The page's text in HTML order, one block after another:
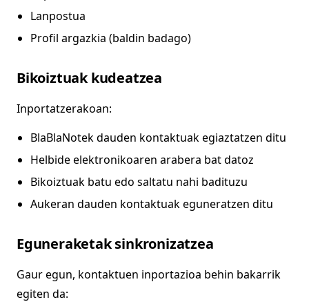
Lanpostua
Profil argazkia (baldin badago)
Bikoiztuak kudeatzea
Inportatzerakoan:
BlaBlaNotek dauden kontaktuak egiaztatzen ditu
Helbide elektronikoaren arabera bat datoz
Bikoiztuak batu edo saltatu nahi badituzu
Aukeran dauden kontaktuak eguneratzen ditu
Eguneraketak sinkronizatzea
Gaur egun, kontaktuen inportazioa behin bakarrik
egiten da: